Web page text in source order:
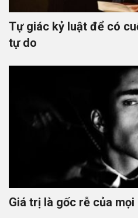
Tự giác kỷ luật để có
tự do
Giá trị là gốc rễ của mọi